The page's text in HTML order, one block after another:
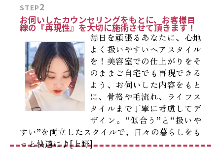
STEP2
お伺いしたカウンセリングをもとに、お客様目
線の『再現性』を大切に施術させて頂きます！
毎日を頑張るあなたに、心地
よく扱いやすいヘアスタイル
を！美容室での仕上がりをそ
のままご自宅でも再現できる
よう、お伺いした内容をもと
に、骨格や毛流れ、ライフス
タイルまで丁寧に考慮してデ
ザイン。“似合う”と“扱いや
すい”を両立したスタイルで、日々の暮らしをも
っと快適に♪[上野]